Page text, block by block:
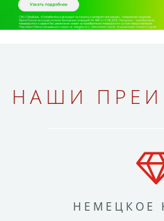
НАШИ
НЕМЕЦКОЕ